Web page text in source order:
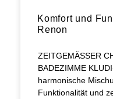
Komfort und
Renon
ZEITGEMÄSSER
BADEZIMME
harmonische
Funktionalität und